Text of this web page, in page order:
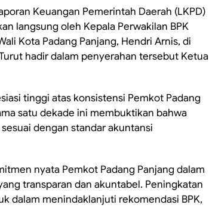
Keuangan Pemerintah Daerah (LKPD)
langsung oleh Kepala Perwakilan BPK
Kota Padang Panjang, Hendri Arnis, di
hadir dalam penyerahan tersebut Ketua
tinggi atas konsistensi Pemkot Padang
satu dekade ini membuktikan bahwa
dengan standar akuntansi
nyata Pemkot Padang Panjang dalam
transparan dan akuntabel. Peningkatan
dalam menindaklanjuti rekomendasi BPK,